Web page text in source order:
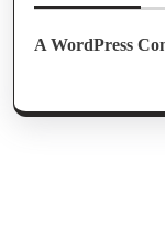
A WordPress